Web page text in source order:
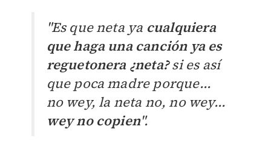
"Es que neta ya cualquiera
que haga una canción ya es
reguetonera ¿neta?si es así
que poca madre porque...
no wey, la neta no, no wey...
wey no copien".